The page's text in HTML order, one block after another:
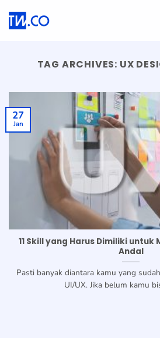
TAG ARCHIVES: UX
11 Skill yang Harus Dimiliki untuk
Andal
Pasti banyak diantara kamu yang
UI/UX. Jika belum kamu
27
Jan